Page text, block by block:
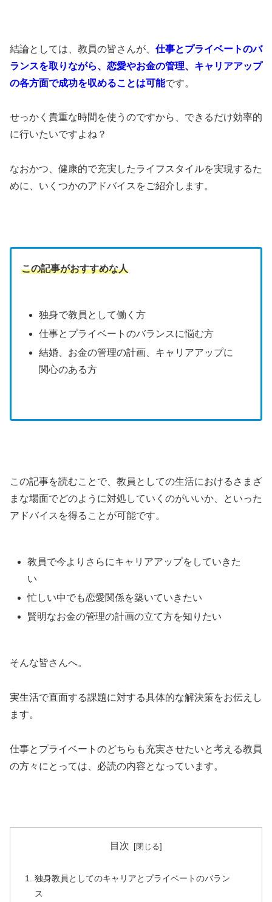
結論としては、教員の皆さんが、 仕事とプライベートのバ
ランスを取りながら、恋愛やお金の管理、キャリアアップ
の各方面で成功を収めることは可能です。
せっかく貴重な時間を使うのですから、できるだけ効率的
に行いたいですよね？
なおかつ、健康的で充実したライフスタイルを実現するた
めに、いくつかのアドバイスをご紹介します。
この記事がおすすめな人
独身で教員として働く方
仕事とプライベートのバランスに悩む方
結婚、お金の管理の計画、キャリアアップに
関心のある方
この記事を読むことで、教員としての生活におけるさまざ
まな場面でどのように対処していくのがいいか、といった
アドバイスを得ることが可能です。
教員で今よりさらにキャリアアップをしていきた
い
忙しい中でも恋愛関係を築いていきたい
賢明なお金の管理の計画の立て方を知りたい
そんな皆さんへ。
実生活で直面する課題に対する具体的な解決策をお伝えし
ます。
仕事とプライベートのどちらも充実させたいと考える教員
の方々にとっては、必読の内容となっています。
目次
独身教員としてのキャリアとプライベートのバラン
ス